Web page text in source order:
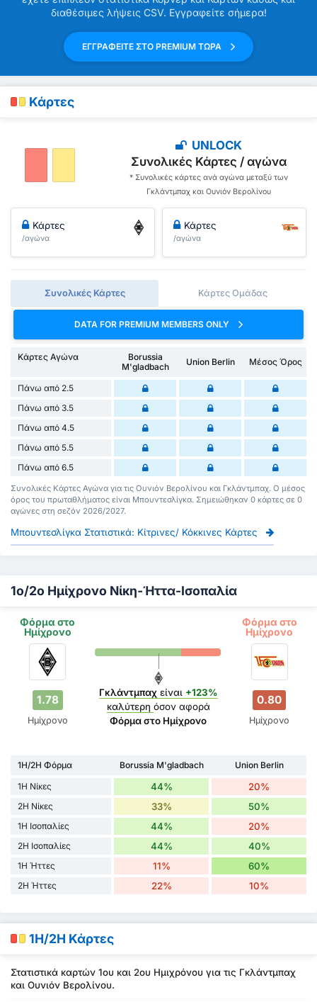
διαθέσιμες λήψεις CSV. Εγγραφείτε σήμερα!
ΕΓΓΡΑΦΕΙΤΕ ΣΤΟ PREMIUM ΤΩΡΑ
Κάρτες
UNLOCK
Συνολικές Κάρτες / αγώνα
* Συνολικές κάρτες ανά αγώνα μεταξύ των
Γκλάντμπαχ και Ουνιόν Βερολίνου
Κάρτες
/αγώνα
Κάρτες
/αγώνα
Συνολικές Κάρτες Κάρτες Ομάδας
DATA FOR PREMIUM MEMBERS ONLY
Κάρτες Αγώνα
Borussia
M'gladbach
Union Berlin Μέσος Όρος
Πάνω από 2.5
Πάνω από 3.5
Πάνω από 4.5
Πάνω από 5.5
Πάνω από 6.5
Συνολικές Κάρτες Αγώνα για τις Ουνιόν Βερολίνου και Γκλάντμπαχ. Ο μέσος
όρος του πρωταθλήματος είναι Μπουντεσλίγκα. Σημειώθηκαν 0 κάρτες σε 0
αγώνες στη σεζόν 2026/2027.
Μπουντεσλίγκα Στατιστικά: Κίτρινες/ Κόκκινες Κάρτες
1ο/2ο Ημίχρονο Νίκη-Ήττα-Ισοπαλία
Φόρμα στο
Ημίχρονο
Φόρμα στο
Ημίχρονο
1.78
Ημίχρονο
Γκλάντμπαχείναι +123%
καλύτερη όσον αφορά
Φόρμα στο Ημίχρονο
0.80
Ημίχρονο
1H/2H Φόρμα Borussia M'gladbach
Union Berlin
1H Νίκες
44% 20%
2H Νίκες 33% 50%
1H Ισοπαλίες 44% 20%
2H Ισοπαλίες 44% 40%
1H Ήττες 11% 60%
2H Ήττες 22% 10%
1H/2H Κάρτες
Στατιστικά καρτών 1ου και 2ου Ημιχρόνου για τις Γκλάντμπαχ
και Ουνιόν Βερολίνου.